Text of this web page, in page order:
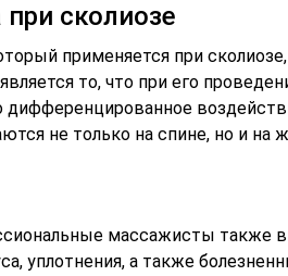
сколиозе
применяется при
то, что при его
не только на спине, но и на
массажисты также
уплотнения, а также